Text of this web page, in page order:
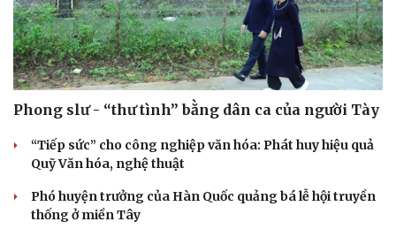
Phong slư - “thư tình” bằng dân ca của người Tày
“Tiếp sức” cho công nghiệp văn hóa: Phát huy hiệu quả
Quỹ Văn hóa, nghệ thuật
Phó huyện trưởng của Hàn Quốc quảng bá lễ hội truyền
thống ở miền Tây